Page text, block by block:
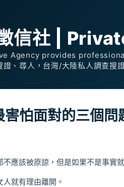
信社 |
Agency provides
、尋人，台灣/大陸私人調查搜
怕面對的三個問
應該被原諒，但是如果不是事實
就有理由離開。